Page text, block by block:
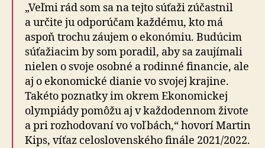
„Veľmi rád som sa na tejto súťaži zúčastnil
a určite ju od­po­rú­čam každému, kto má
aspoň trochu záujem o eko­nó­miu. Budú­cim
súťa­žiacim by som poradil, aby sa zau­jí­ma­li
nielen o svoje osobné a rodinné financie, ale
aj o eko­no­mické dianie vo svojej krajine.
Takéto poznatky im okrem Eko­no­mickej
olym­piády pomôžu aj v každo­dennom živote
a pri roz­ho­do­va­ní vo voľbách,“ hovorí Martin
Kips, víťaz celo­slo­venského finále 2021/2022.